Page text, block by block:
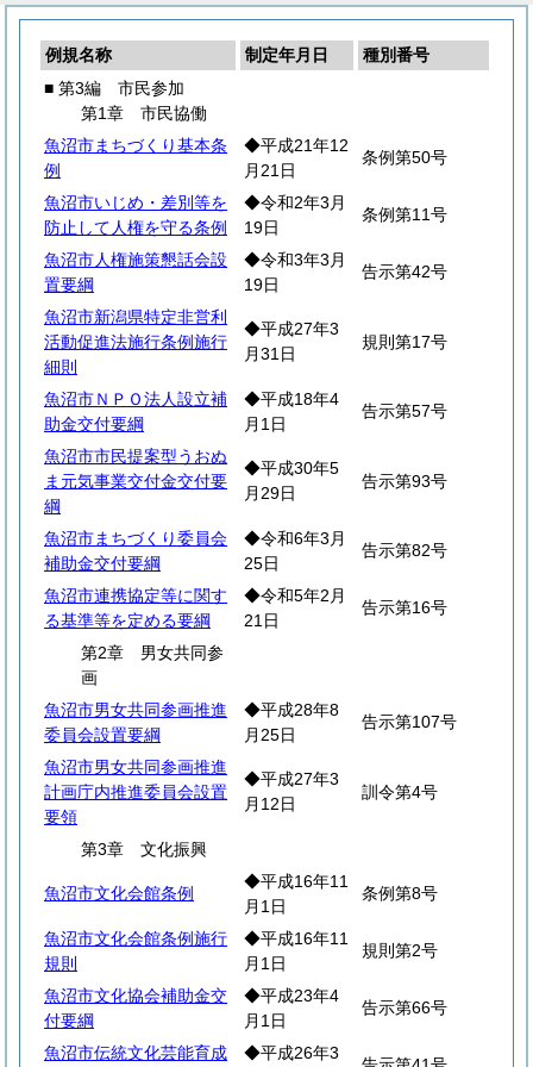
例規名称 制定年月日
種別番号
■ 第3編 市民参加
第1章 市民協働
魚沼市まちづくり基本条
例
◆平成21年12
月21日
条例第50号
魚沼市いじめ・差別等を
防止して人権を守る条例
◆令和2年3月
19日
条例第11号
魚沼市人権施策懇話会設
置要綱
◆令和3年3月
19日
告示第42号
魚沼市新潟県特定非営利
活動促進法施行条例施行
細則
◆平成27年3
月31日
規則第17号
魚沼市ＮＰＯ法人設立補
助金交付要綱
◆平成18年4
月1日
告示第57号
魚沼市市民提案型うおぬ
ま元気事業交付金交付要
綱
◆平成30年5
月29日
告示第93号
魚沼市まちづくり委員会
補助金交付要綱
◆令和6年3月
25日
告示第82号
魚沼市連携協定等に関す
る基準等を定める要綱
◆令和5年2月
21日
告示第16号
第2章 男女共同参
画
魚沼市男女共同参画推進
委員会設置要綱
◆平成28年8
月25日
告示第107号
魚沼市男女共同参画推進
計画庁内推進委員会設置
要領
◆平成27年3
月12日
訓令第4号
第3章 文化振興
魚沼市文化会館条例
◆平成16年11
月1日
条例第8号
魚沼市文化会館条例施行
規則
◆平成16年11
月1日
規則第2号
魚沼市文化協会補助金交
付要綱
◆平成23年4
月1日
告示第66号
魚沼市伝統文化芸能育成 ◆平成26年3